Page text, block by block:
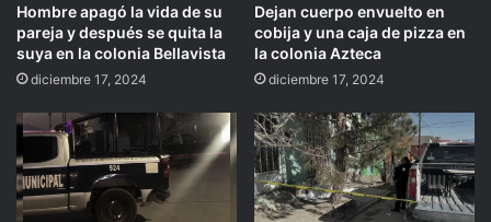
Hombre apagó la vida de su
pareja y después se quita la
suya en la colonia Bellavista
diciembre 17, 2024
Dejan cuerpo envuelto en
cobija y una caja de pizza en
la colonia Azteca
diciembre 17, 2024